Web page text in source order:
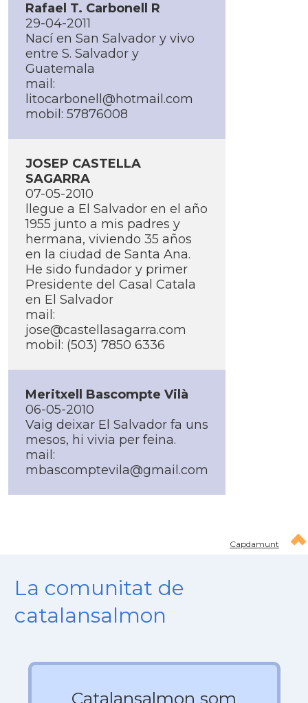
Rafael T. Carbonell R
29-04-2011
Nací­ en San Salvador y vivo
entre S. Salvador y
Guatemala
mail:
litocarbonell@hotmail.com
mobil: 57876008
JOSEP CASTELLA
SAGARRA
07-05-2010
llegue a El Salvador en el año
1955 junto a mis padres y
hermana, viviendo 35 años
en la ciudad de Santa Ana.
He sido fundador y primer
Presidente del Casal Catala
en El Salvador
mail:
jose@castellasagarra.com
mobil: (503) 7850 6336
Meritxell Bascompte Vilà
06-05-2010
Vaig deixar El Salvador fa uns
mesos, hi vivia per feina.
mail:
mbascomptevila@gmail.com
Capdamunt
La comunitat de
catalansalmon
Catalansalmon som